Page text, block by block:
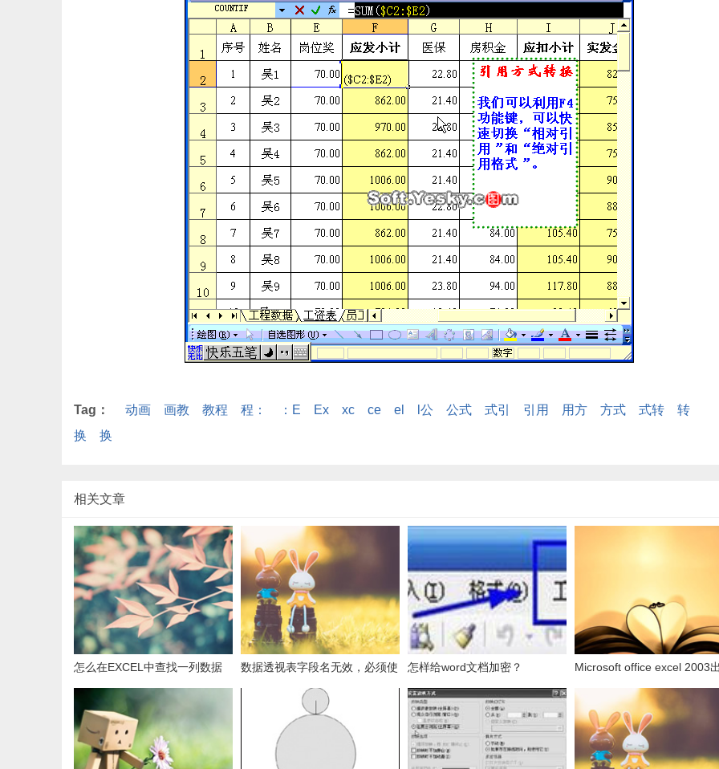
Tag： 动画 画教 教程 程： ：E Ex xc ce el l公 公式 式引 引用 用方 方式 式转
转
换
换
相关文章
怎么在EXCEL中查找一列数据
有多少是重复的？
数据透视表字段名无效，必须使
用组合为带有标志列列表的数
怎样给word文档加密？
Microsoft office excel 2003
发送错误报告怎么办？